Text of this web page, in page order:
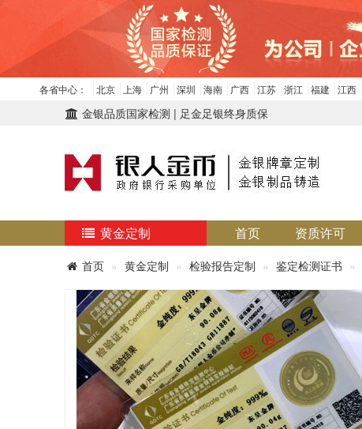
各省中心： 北京 上海 广州 深圳 海南 广西 江苏 浙江 福建 江西
金银品质国家检测 | 足金足银终身质保
黄金定制 首页 资质许可
首页 黄金定制 检验报告定制 鉴定检测证书